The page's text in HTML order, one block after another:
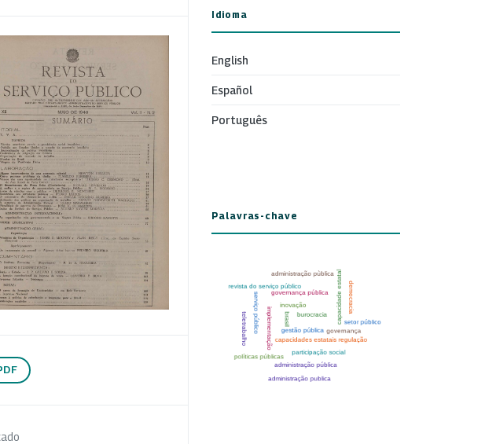
Idioma
English
Español
Português
Palavras-chave